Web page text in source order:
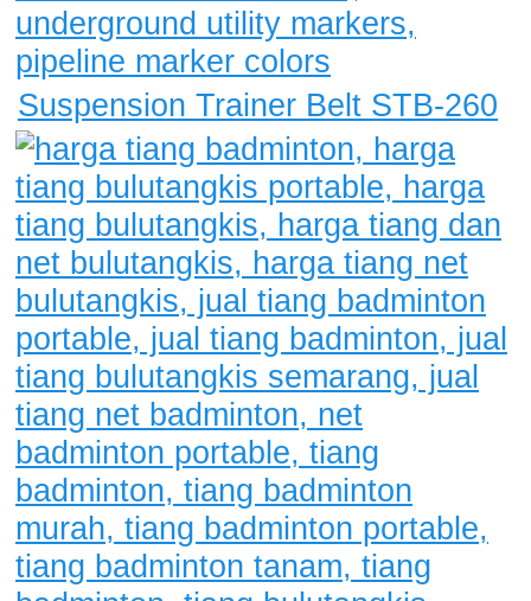
Suspension Trainer Belt STB-260